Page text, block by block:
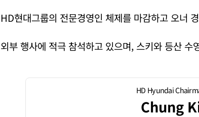
HD현대그룹의 전문경영인 체제를 마감하고 오너
외부 행사에 적극 참석하고 있으며, 스키와 등산 수
HD Hyundai
Chung